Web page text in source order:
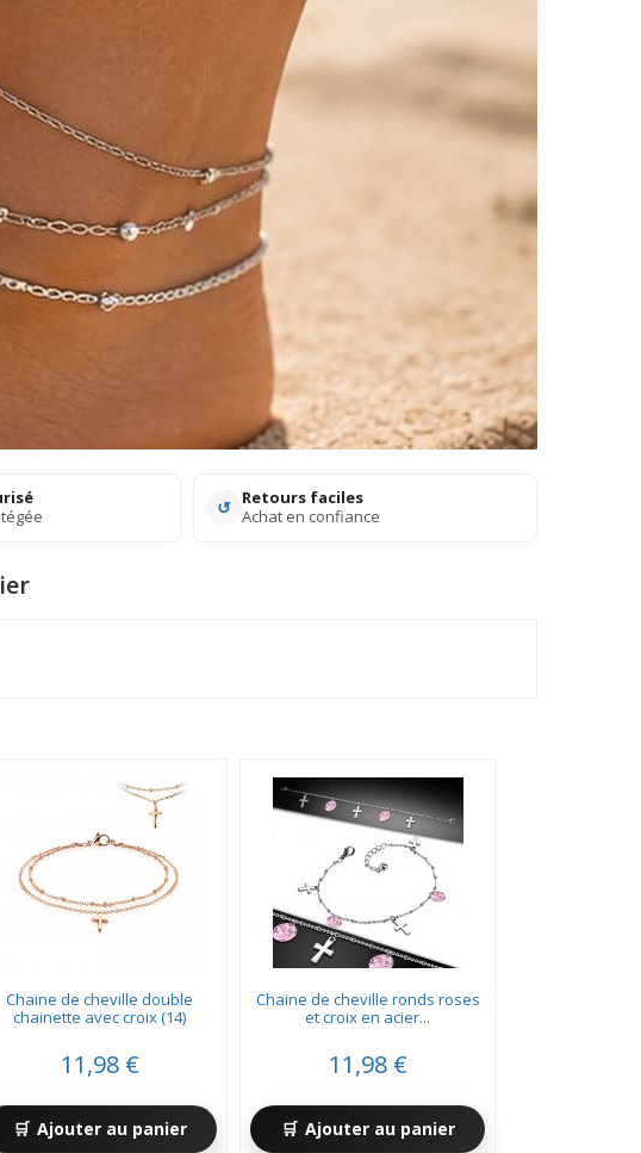
↺ Retours faciles
Achat en confiance
Chaine de cheville double
chainette avec croix (14)
11,98 €
Ajouter au panier
Chaine de cheville ronds roses
et croix en acier...
11,98 €
Ajouter au panier